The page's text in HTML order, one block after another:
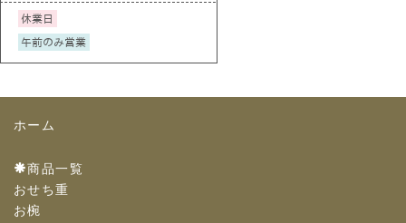
ホーム
商品一覧
おせち重
お椀